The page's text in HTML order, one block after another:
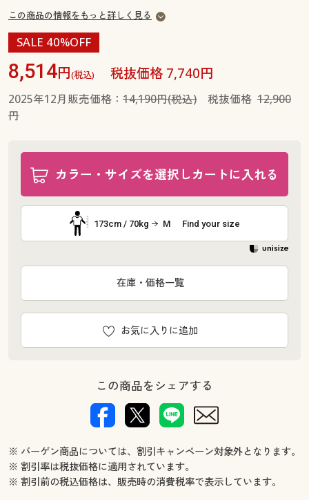
サポート
ご利用ガイド
よくある質問とお問い合わせ
この商品の情報をもっと詳しく見る
SALE 40%OFF
8,514円(税込) 税抜価格 7,740円
2025年12月販売価格： 14,190円(税込)税抜価格 12,900
円
カラー・サイズを選択しカートに入れる
173cm / 70kg M Find your size
お気に入りに追加
在庫・価格一覧
この商品をシェアする
※ バーゲン商品については、割引キャンペーン対象外となります。
※ 割引率は税抜価格に適用されています。
※ 割引前の税込価格は、販売時の消費税率で表示しています。